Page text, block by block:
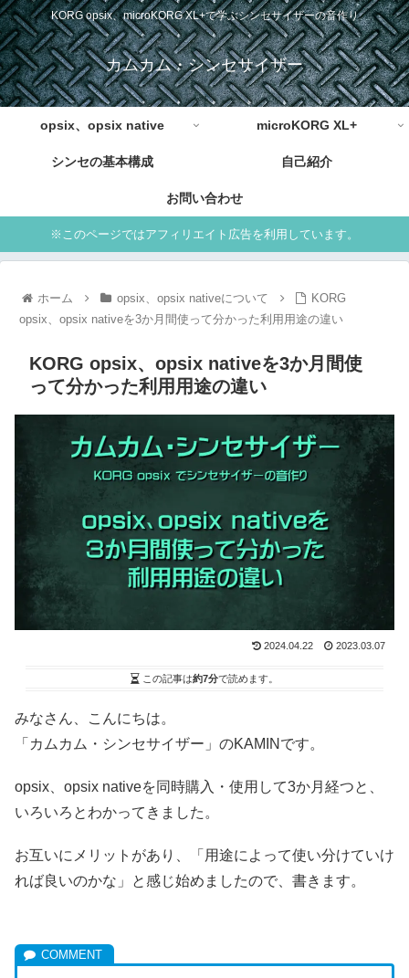
KORG opsix、microKORG XL+で学ぶシンセサイザーの音作り
カムカム・シンセサイザー
opsix、opsix native microKORG XL+
シンセの基本構成 自己紹介
お問い合わせ
※このページではアフィリエイト広告を利用しています。
ホーム opsix、opsix nativeについて
KORG
opsix、opsix nativeを3か月間使って分かった利用用途の違い
KORG opsix、opsix nativeを3か月間使
って分かった利用用途の違い
2024.04.22 2023.03.07
この記事は約7分で読めます。
みなさん、こんにちは。
「カムカム・シンセサイザー」のKAMINです。
opsix、opsix nativeを同時購入・使用して3か月経つと、
いろいろとわかってきました。
お互いにメリットがあり、「用途によって使い分けていけ
れば良いのかな」と感じ始めましたので、書きます。